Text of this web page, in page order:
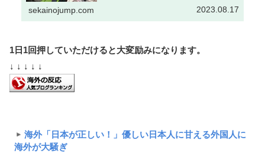
sekainojump.com 2023.08.17
1日1回押していただけると大変励みになります。
↓ ↓ ↓ ↓ ↓
海外「日本が正しい！」優しい日本人に甘える外国人に
海外が大騒ぎ